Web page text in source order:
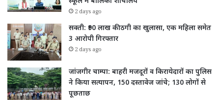
2 days ago
सक्ती: ₹90 लाख की ठगी का खुलासा, एक महिला समेत
3 आरोपी गिरफ्तार
2 days ago
जांजगीर चाम्पा: बाहरी मजदूरों व किरायेदारों का पुलिस
ने किया सत्यापन, 150 दस्तावेज जांचे; 130 लोगों से
पूछताछ